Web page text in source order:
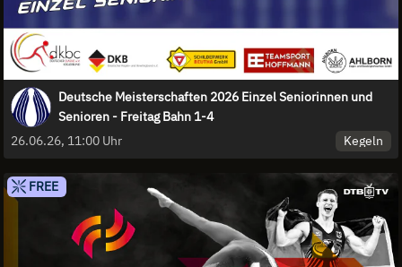
Deutsche Meisterschaften 2026 Einzel Seniorinnen und
Senioren - Freitag Bahn 1-4
26.06.26, 11:00 Uhr
Kegeln
FREE